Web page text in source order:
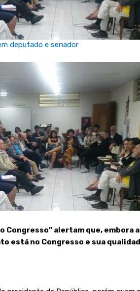
deputado e senador
Congresso” alertam que, embora
está no Congresso e sua